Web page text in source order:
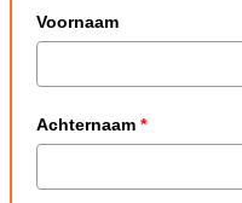
Voornaam
Achternaam *